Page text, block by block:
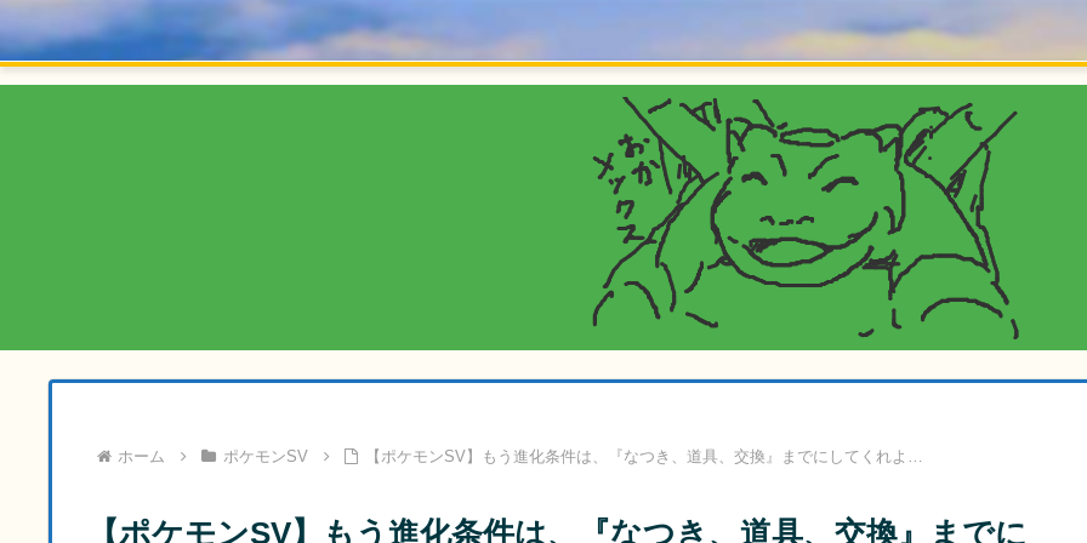
ホーム ポケモンSV 【ポケモンSV】もう進化条件は、『なつき、道具、交換』までにしてくれよ…
【ポケモンSV】もう進化条件は、『なつき、道具、交換』までに